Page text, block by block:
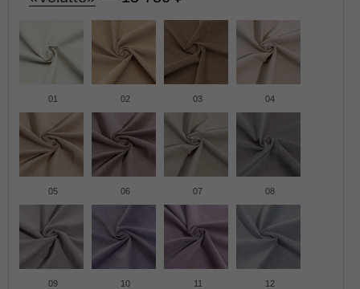
01 02 03 04
05 06 07 08
09 10 11 12